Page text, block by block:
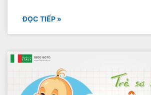
ĐỌC TIẾP »